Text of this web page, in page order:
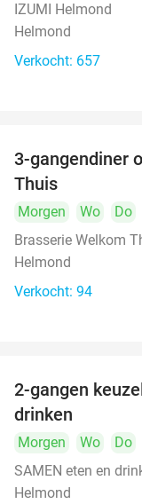
IZUMI Helmond
Helmond
Verkocht: 657
3-gangendiner
Thuis
Morgen Wo Do
Brasserie Welkom
Helmond
Verkocht: 94
2-gangen
drinken
Morgen Wo Do
SAMEN eten en
Helmond